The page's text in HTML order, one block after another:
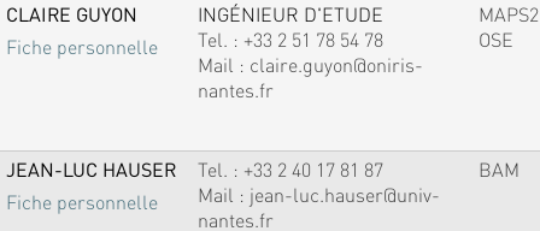
CLAIRE GUYON
Fiche personnelle
INGÉNIEUR D'ETUDE
Tel. : +33 2 51 78 54 78
Mail : claire.guyon@oniris-
nantes.fr
MAPS2
OSE
JEAN-LUC HAUSER
Fiche personnelle
Tel. : +33 2 40 17 81 87
Mail : jean-luc.hauser@univ-
nantes.fr
BAM